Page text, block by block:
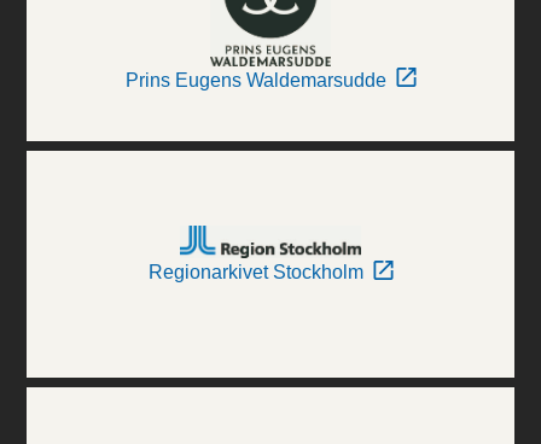
Prins Eugens Waldemarsudde
Regionarkivet Stockholm